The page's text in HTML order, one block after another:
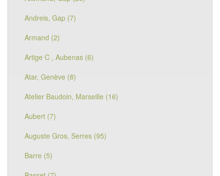
Andreis, Gap (7)
Armand (2)
Artige C , Aubenas (6)
Atar, Genève (8)
Atelier Baudoin, Marseille (16)
Aubert (7)
Auguste Gros, Serres (95)
Barre (5)